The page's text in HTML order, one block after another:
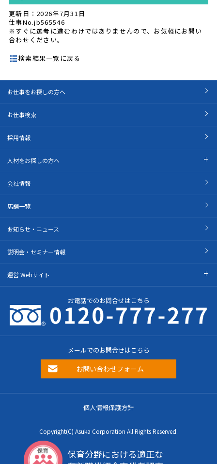
更新日：2026年7月31日
仕事No.jb565546
※すぐに選考に進むわけではありませんので、お気軽にお問い
合わせください。
検索結果一覧に戻る
お仕事をお探しの方へ
お仕事検索
採用情報
人材をお探しの方へ
会社情報
店舗一覧
お知らせ・ニュース
説明会・セミナー情報
運営 Webサイト
お電話でのお問合せはこちら
メールでのお問合せはこちら
お問い合わせフォーム
個人情報保護方針
Copyright(C) Asuka Corporation All Rights Reserved.
保育分野における適正な